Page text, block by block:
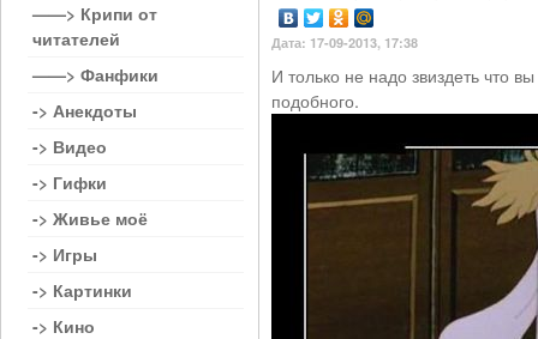
Дата: 17-09-2013, 17:38
И только не надо звиздеть что
подобного.
——> Крипи от
читателей
——> Фанфики
-> Анекдоты
-> Видео
-> Гифки
-> Живье моё
-> Игры
-> Картинки
-> Кино